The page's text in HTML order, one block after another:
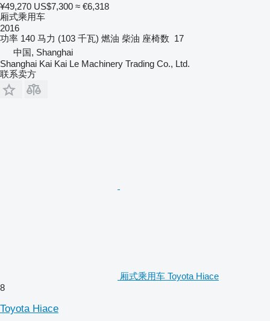
¥49,270 US$7,300 ≈ €6,318
厢式乘用车
2016
功率 140 马力 (103 千瓦) 燃油 柴油 座椅数 17
中国, Shanghai
Shanghai Kai Kai Le Machinery Trading Co., Ltd.
联系卖方
厢式乘用车 Toyota Hiace
8
Toyota Hiace